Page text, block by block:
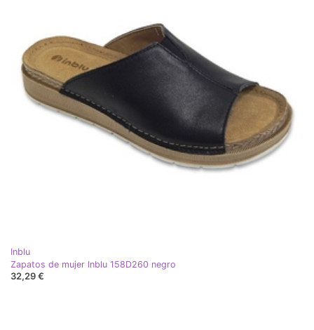
Inblu
Zapatos de mujer Inblu 158D260 negro
32,29 €